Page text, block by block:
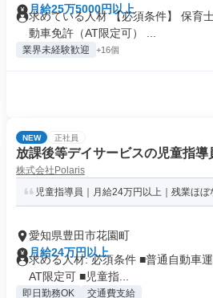
月給25万5000円以上
求めている人材 【必須条件】 保育
動車免許（AT限定可） ...
業界未経験歓迎 +16個
NEW 正社員
放課後等デイサービスの児童指導
株式会社Polaris
児童指導員｜月給24万円以上｜残業ほぼ
愛知県豊田市花園町
月給24万円以上
求める人材: 必須条件 ■普通自動
AT限定可 ■児童指...
即日勤務OK 交通費支給